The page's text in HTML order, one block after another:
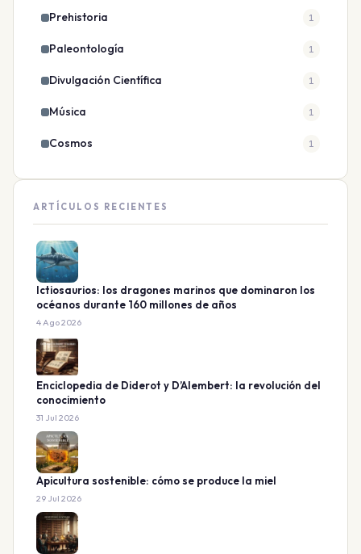
Prehistoria 1
Paleontología 1
Divulgación Científica 1
Música 1
Cosmos 1
ARTÍCULOS RECIENTES
Ictiosaurios: los dragones marinos que dominaron los
océanos durante 160 millones de años
4 Ago 2026
Enciclopedia de Diderot y D’Alembert: la revolución del
conocimiento
31 Jul 2026
Apicultura sostenible: cómo se produce la miel
29 Jul 2026